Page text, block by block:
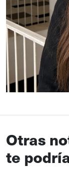
Otras
te